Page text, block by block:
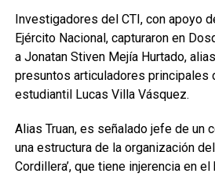
Investigadores del CTI, con apoyo
Ejército Nacional, capturaron en
a Jonatan Stiven Mejía Hurtado,
presuntos articuladores principales
estudiantil Lucas Villa Vásquez.
Alias Truan, es señalado jefe de un
una estructura de la organización
Cordillera’, que tiene injerencia en